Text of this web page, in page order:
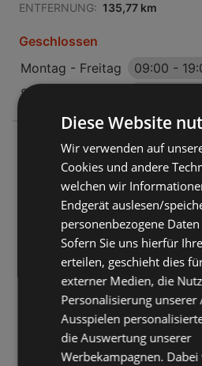
ENTFERNUNG: 135,77 km
Geschlossen
Montag - Freitag
09:00 -
Samstag
Innsbruck
Maria Theresienstraße 18
6020 Innsbruck
FLUGBLÄTTER:
0
ENTFERNUNG:
137,25 km
Geschlossen
Montag - Freitag
08:30-
Samstag
09:00-
Diese Website
Wir verwenden auf
Cookies und andere
welchen wir
Endgerät auslesen/
personenbezogene
Sofern Sie uns hierfür
erteilen, geschieht dies
externer Medien, die
Personalisierung unserer
Ausspielen
die Auswertung unserer
Werbekampagnen.